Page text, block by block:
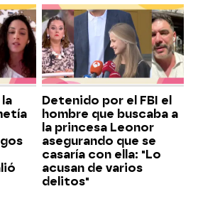
Detenido por el FBI el
hombre que buscaba a
la princesa Leonor
asegurando que se
casaría con ella: "Lo
acusan de varios
delitos"